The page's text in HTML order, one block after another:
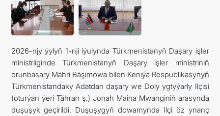
2026-njy ýylyň 1-nji iýulynda Türkmenistanyň Daşary işler
ministrliginde Türkmenistanyň Daşary işler ministriniň
orunbasary Mähri Bäşimowa bilen Keniýa Respublikasynyň
Türkmenistandaky Adatdan daşary we Doly ygtyýarly Ilçisi
(oturýan ýeri Tähran ş.) Jonah Maina Mwanginiň arasynda
duşuşyk geçirildi. Duşuşygyň dowamynda Ilçi öz ynanç